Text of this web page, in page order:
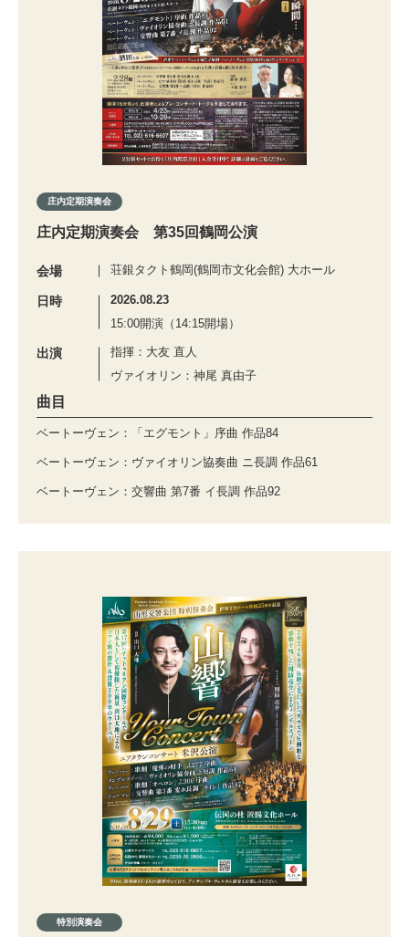
庄内定期演奏会
庄内定期演奏会 第35回鶴岡公演
会場 荘銀タクト鶴岡(鶴岡市文化会館) 大ホール
日時
2026.08.23
15:00開演（14:15開場）
出演
指揮：大友 直人
ヴァイオリン：神尾 真由子
曲目
ベートーヴェン：「エグモント」序曲 作品84
ベートーヴェン：ヴァイオリン協奏曲 ニ長調 作品61
ベートーヴェン：交響曲 第7番 イ長調 作品92
特別演奏会